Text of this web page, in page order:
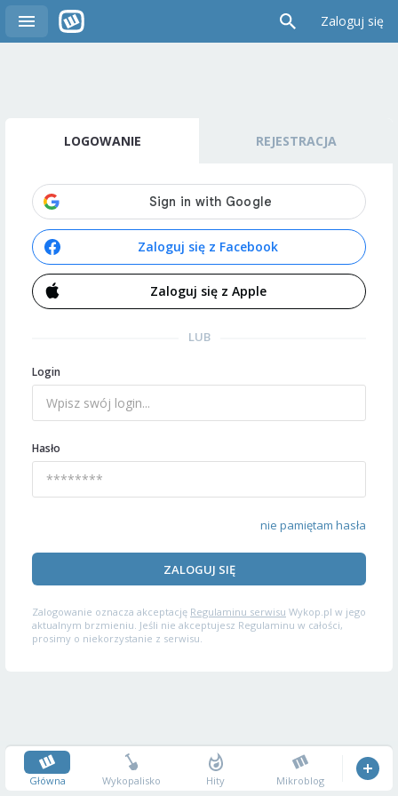
Zaloguj się
LOGOWANIE REJESTRACJA
Zaloguj się z Facebook
Zaloguj się z Apple
LUB
Login
Hasło
nie pamiętam hasła
ZALOGUJ SIĘ
Zalogowanie oznacza akceptację Regulaminu serwisu Wykop.pl w jego
aktualnym brzmieniu. Jeśli nie akceptujesz Regulaminu w całości,
prosimy o niekorzystanie z serwisu.
Główna Wykopalisko Hity Mikroblog